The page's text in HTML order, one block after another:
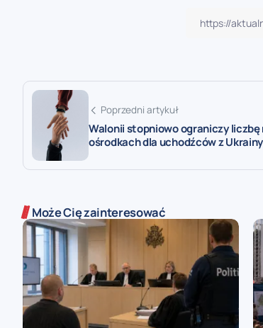
Poprzedni artykuł
Walonii stopniowo ograniczy liczbę
ośrodkach dla uchodźców z Ukrainy
Może Cię zainteresować